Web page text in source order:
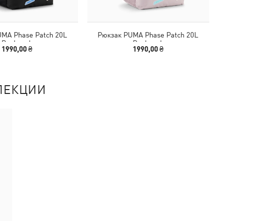
Phase Patch 20L
Backpack
1990,00 ₴
Рюкзак PUMA Phase Patch 20L
Backpack
1990,00 ₴